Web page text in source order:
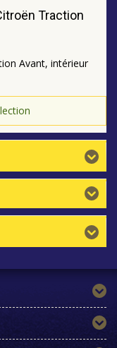
Traction
Avant, intérieur